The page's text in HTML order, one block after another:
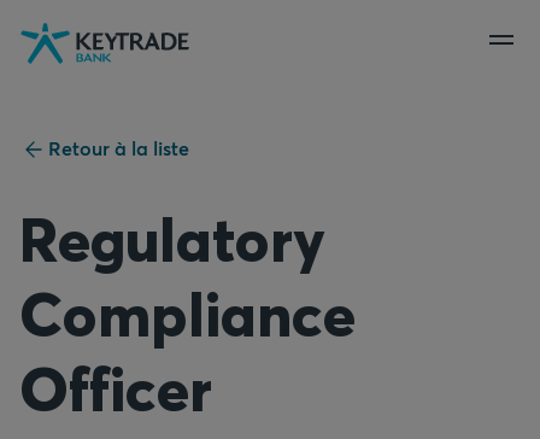
Aller
Aller
Aller
au
Retour à la liste
Regulatory
Compliance
Officer